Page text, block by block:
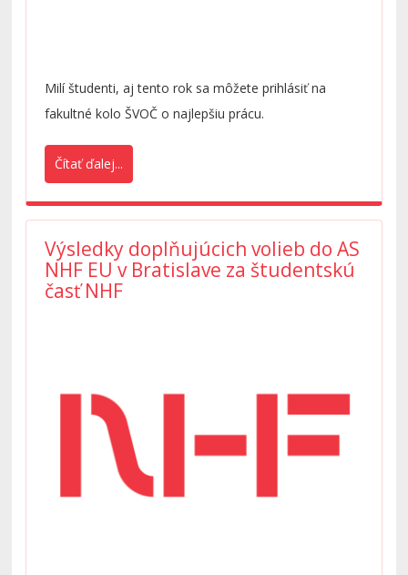
Milí študenti, aj tento rok sa môžete prihlásiť na
fakultné kolo ŠVOČ o najlepšiu prácu.
Čítať ďalej...
Výsledky doplňujúcich volieb do AS
NHF EU v Bratislave za študentskú
časť NHF